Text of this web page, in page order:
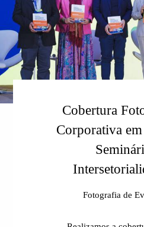
Cobertura
Corporativa
Fotografia de